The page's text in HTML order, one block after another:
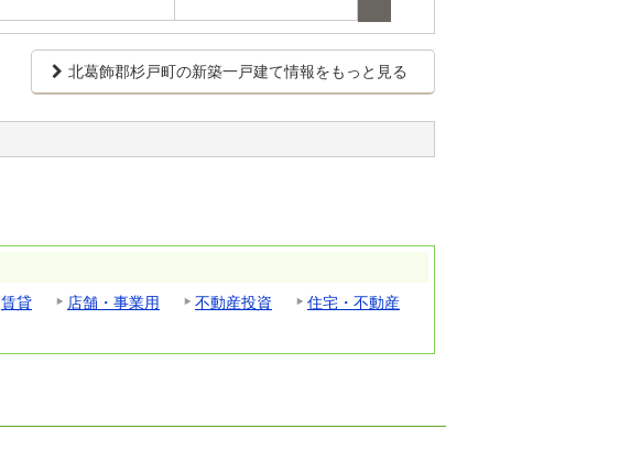
北葛飾郡杉戸町の新築一戸建て情報をもっと見る
賃貸 店舗・事業用 不動産投資
住宅・不動産